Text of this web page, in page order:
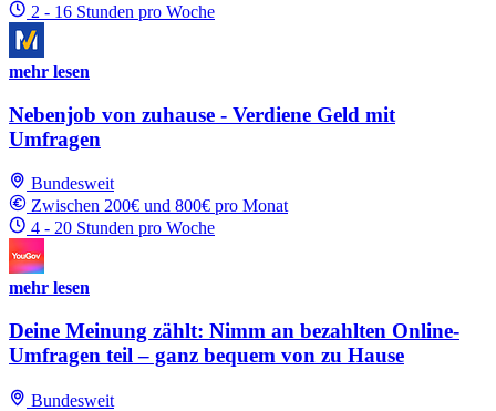
2 - 16 Stunden pro Woche
mehr lesen
Nebenjob von zuhause - Verdiene Geld mit
Umfragen
Bundesweit
Zwischen 200€ und 800€ pro Monat
4 - 20 Stunden pro Woche
mehr lesen
Deine Meinung zählt: Nimm an bezahlten Online-
Umfragen teil – ganz bequem von zu Hause
Bundesweit